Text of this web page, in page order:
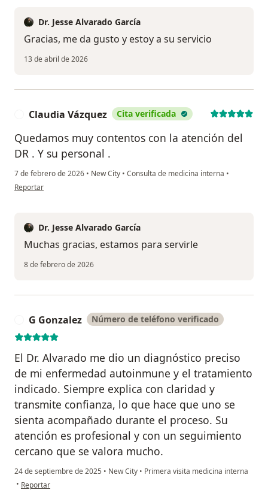
Dr. Jesse Alvarado García
Gracias, me da gusto y estoy a su servicio
13 de abril de 2026
Claudia Vázquez Cita verificada
Quedamos muy contentos con la atención del
DR . Y su personal .
7 de febrero de 2026 • New City • Consulta de medicina interna •
en opinión del usuario Claudia Vázquez
Reportar
Dr. Jesse Alvarado García
Muchas gracias, estamos para servirle
8 de febrero de 2026
G Gonzalez Número de teléfono verificado
El Dr. Alvarado me dio un diagnóstico preciso
de mi enfermedad autoinmune y el tratamiento
indicado. Siempre explica con claridad y
transmite confianza, lo que hace que uno se
sienta acompañado durante el proceso. Su
atención es profesional y con un seguimiento
cercano que se valora mucho.
24 de septiembre de 2025 • New City • Primera visita medicina interna
• en opinión del usuario G Gonzalez
Reportar